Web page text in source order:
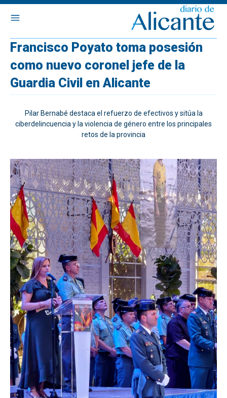
Francisco Poyato toma posesión
como nuevo coronel jefe de la
Guardia Civil en Alicante
Pilar Bernabé destaca el refuerzo de efectivos y sitúa la
ciberdelincuencia y la violencia de género entre los principales
retos de la provincia